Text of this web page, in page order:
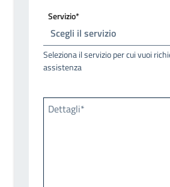
Servizio*
Seleziona il servizio per cui vuoi
assistenza
Dettagli*